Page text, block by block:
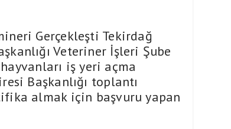
Gerçekleşti Tekirdağ
Veteriner İşleri Şube
iş yeri açma
Başkanlığı toplantı
almak için başvuru yapan